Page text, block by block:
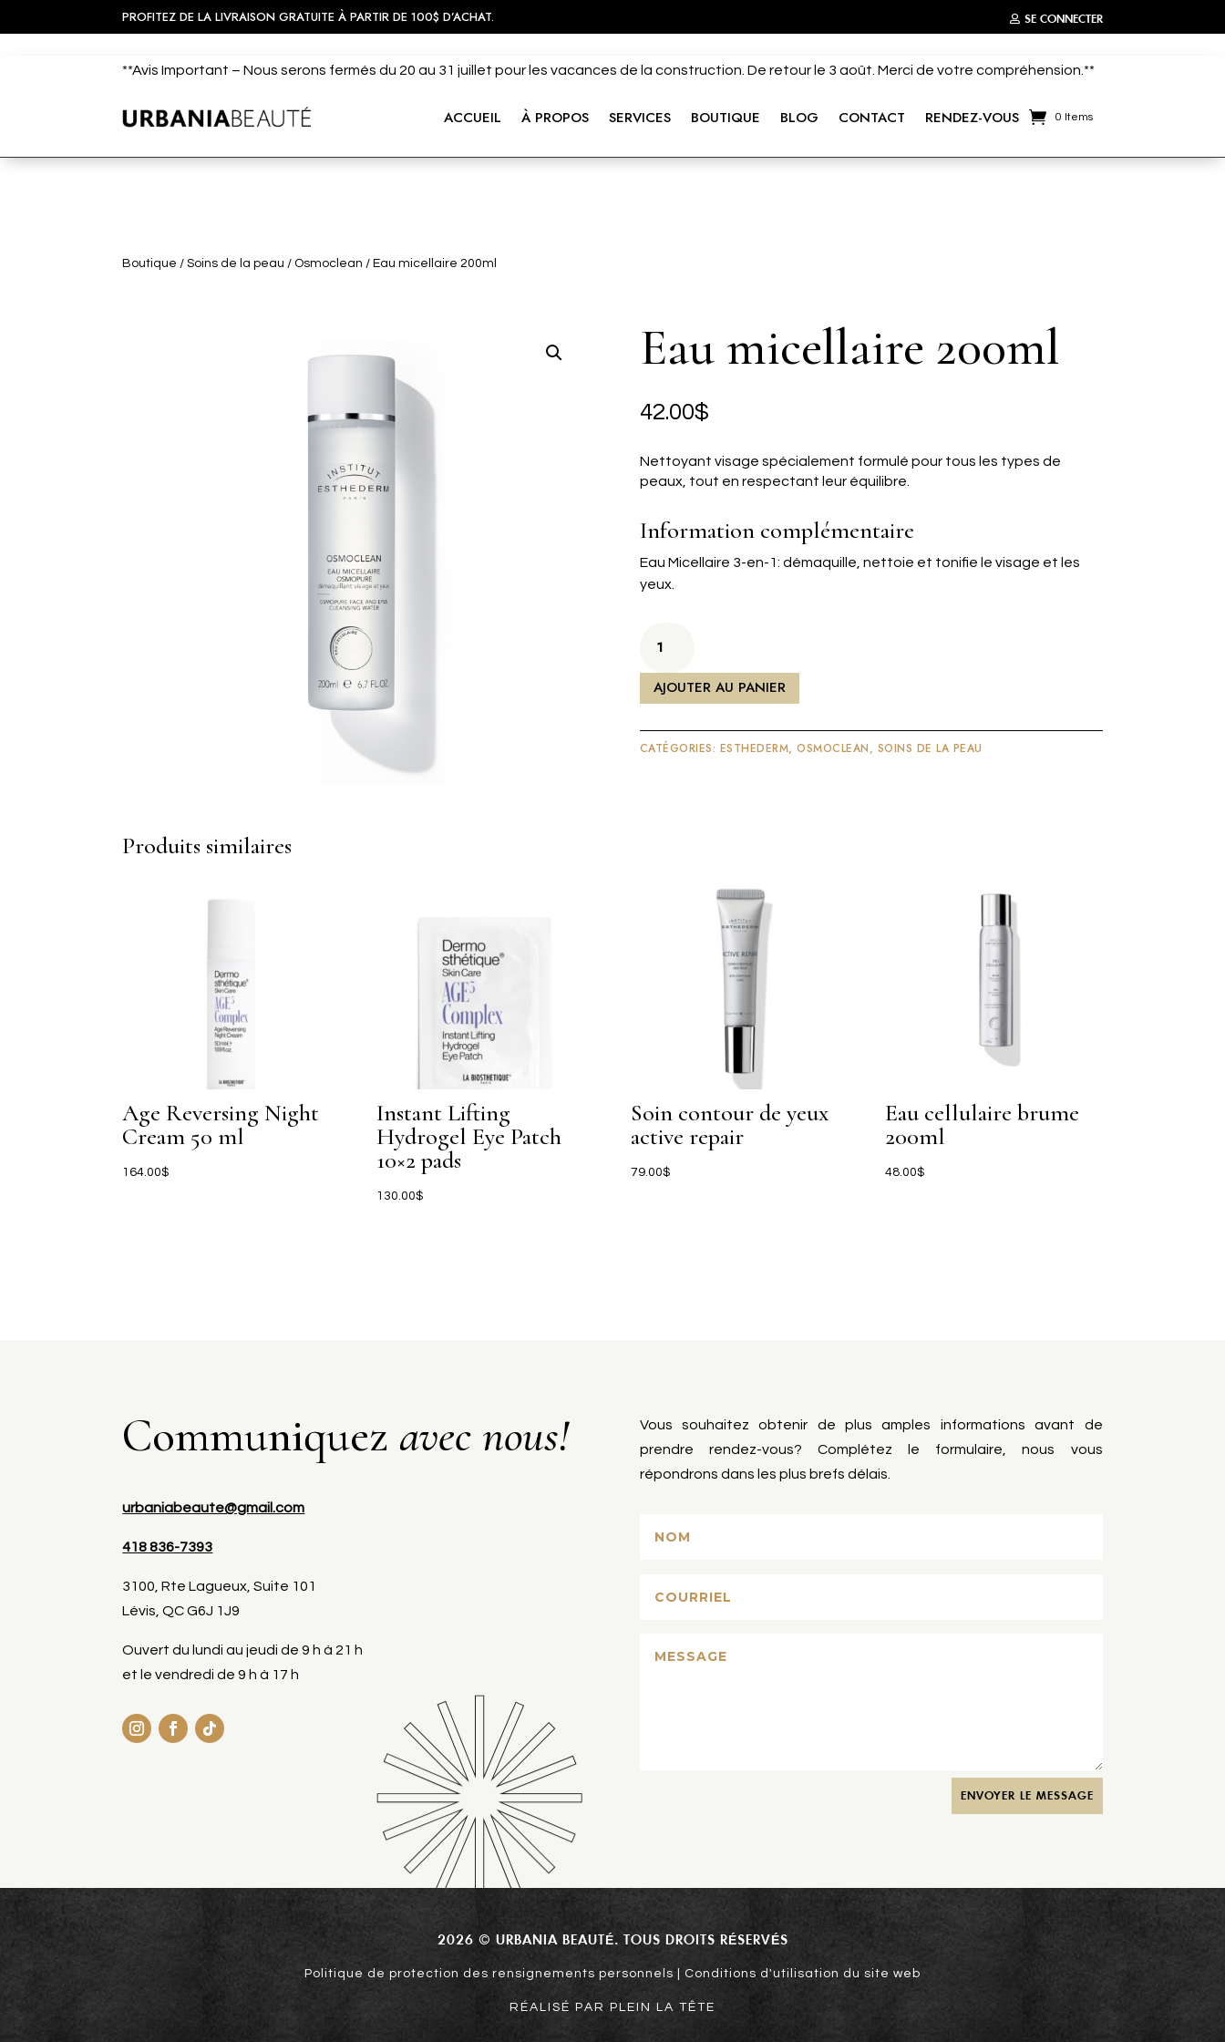
PROFITEZ DE LA LIVRAISON GRATUITE À PARTIR DE 100$ D’ACHAT. SE CONNECTER
**Avis Important – Nous serons fermés du 20 au 31 juillet pour les vacances de la construction. De retour le 3 août. Merci de votre compréhension.**
ACCUEIL À PROPOS SERVICES BOUTIQUE BLOG CONTACT RENDEZ-VOUS 0 Items
Boutique /Soins de la peau / Osmoclean / Eau micellaire 200ml
Eau micellaire 200ml
42.00$
Nettoyant visage spécialement formulé pour tous les types de
peaux, tout en respectant leur équilibre.
Information complémentaire
Eau Micellaire 3-en-1: démaquille, nettoie et tonifie le visage et les
yeux.
Eau
micellaire
200ml
AJOUTER AU PANIER
CATÉGORIES: ESTHEDERM,OSMOCLEAN, SOINS DE LA PEAU
Produits similaires
Age Reversing Night
Cream 50 ml
164.00$
Instant Lifting
Hydrogel Eye Patch
10×2 pads
130.00$
Soin contour de yeux
active repair
79.00$
Eau cellulaire brume
200ml
48.00$
Communiquez avec nous!
urbaniabeaute@gmail.com
418 836-7393
3100, Rte Lagueux, Suite 101
Lévis, QC G6J 1J9
Ouvert du lundi au jeudi de 9 h à 21 h
et le vendredi de 9 h à 17 h
Vous souhaitez obtenir de plus amples informations avant de
prendre rendez-vous? Complétez le formulaire, nous vous
répondrons dans les plus brefs délais.
ENVOYER LE MESSAGE
2026 © URBANIA BEAUTÉ. TOUS DROITS RÉSERVÉS
Politique de protection des rensignements personnels | Conditions d'utilisation du site web
RÉALISÉ PAR PLEIN LA TÊTE